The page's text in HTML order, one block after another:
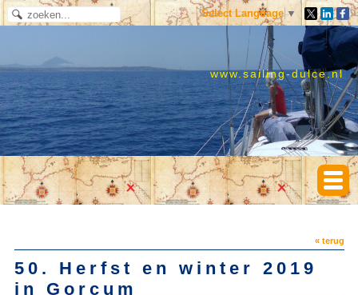
Select Language ▼
www.sailing-dulce.nl
« terug
50. Herfst en winter 2019
in Gorcum